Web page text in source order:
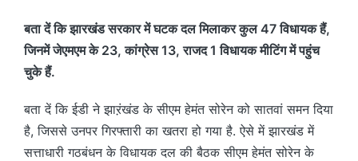
बता दें कि झारखंड सरकार में घटक दल मिलाकर कुल 47 विधायक हैं,
जिनमें जेएमएम के 23, कांग्रेस 13, राजद 1 विधायक मीटिंग में पहुंच
चुके हैं.
बता दें कि ईडी ने झाऱंखंड के सीएम हेमंत सोरेन को सातवां समन दिया
है, जिससे उनपर गिरफ्तारी का खतरा हो गया है. ऐसे में झारखंड में
सत्ताधारी गठबंधन के विधायक दल की बैठक सीएम हेमंत सोरेन के